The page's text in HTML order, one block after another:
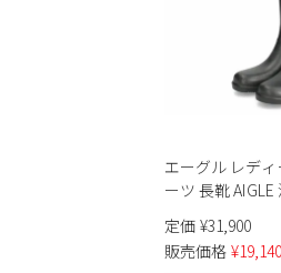
エーグル レデ
ーツ 長靴
カ ラバーブーツ
ック 黒 ラバーブ
防水 ZZFNB66
定価 ¥31,900
販売価格 ¥19,140